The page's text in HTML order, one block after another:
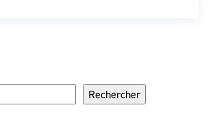
Rechercher